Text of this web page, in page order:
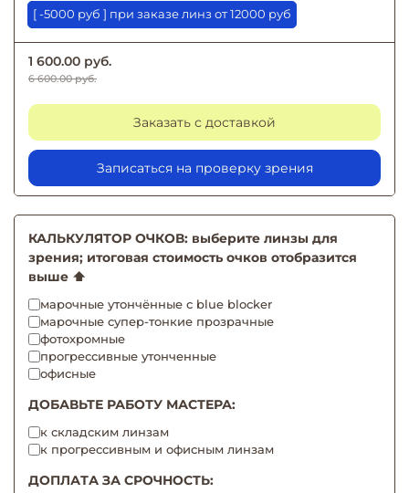
[ -5000 руб ] при заказе линз от 12000 руб
1 600.00 руб.
6 600.00 руб.
Заказать с доставкой
Записаться на проверку зрения
КАЛЬКУЛЯТОР ОЧКОВ: выберите линзы для
зрения; итоговая стоимость очков отобразится
выше ⬆️
марочные утончённые с blue blocker
марочные супер-тонкие прозрачные
фотохромные
прогрессивные утонченные
офисные
ДОБАВЬТЕ РАБОТУ МАСТЕРА:
к складским линзам
к прогрессивным и офисным линзам
ДОПЛАТА ЗА СРОЧНОСТЬ: